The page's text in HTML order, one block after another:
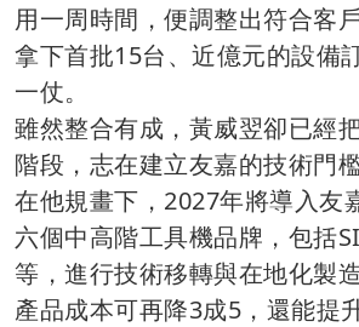
用一周時間，便調整出符合客
拿下首批15台、近億元的設備
一仗。
雖然整合有成，黃威翌卻已經
階段，志在建立友嘉的技術門檻
在他規畫下，2027年將導入友
六個中高階工具機品牌，包括
等，進行技術移轉與在地化製
產品成本可再降3成5，還能提